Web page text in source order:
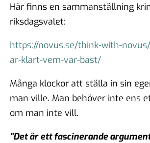
Här finns en sammanställning
riksdagsvalet:
https://novus.se/think-with-
ar-klart-vem-var-bast/
Många klockor att ställa in sin
man ville. Man behöver inte ens
om man inte vill.
”Det är ett fascinerande